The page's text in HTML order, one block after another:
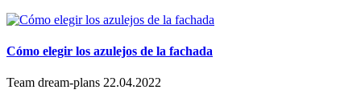
Cómo elegir los azulejos de la fachada
Team dream-plans 22.04.2022